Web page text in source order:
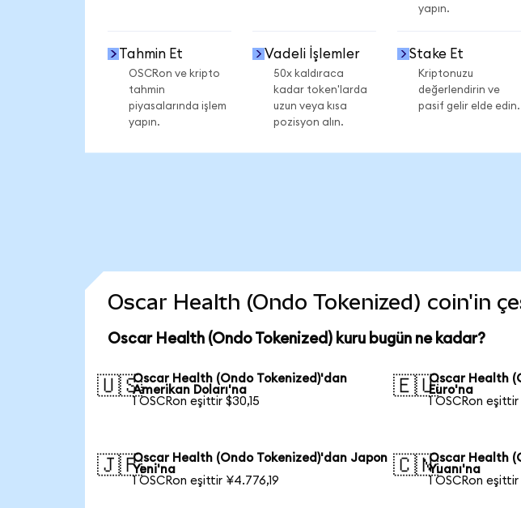
yapın.
Tahmin Et
OSCRon ve kripto
tahmin
piyasalarında işlem
yapın.
Vadeli İşlemler
50x kaldıraca
kadar token'larda
uzun veya kısa
pozisyon alın.
Stake Et
Kriptonuzu
değerlendirin ve
pasif gelir elde edin.
Oscar Health (Ondo Tokenized) coin'in
Oscar Health (Ondo Tokenized) kuru bugün ne kadar?
🇺🇸Oscar Health (Ondo Tokenized)'dan
Amerikan Doları'na
1 OSCRon eşittir $30,15
🇪🇺Oscar Health
Euro'na
1 OSCRon
🇯🇵Oscar Health (Ondo Tokenized)'dan Japon
Yeni'na
1 OSCRon eşittir ¥4.776,19
🇨🇳Oscar Health
Yuanı'na
1 OSCRon